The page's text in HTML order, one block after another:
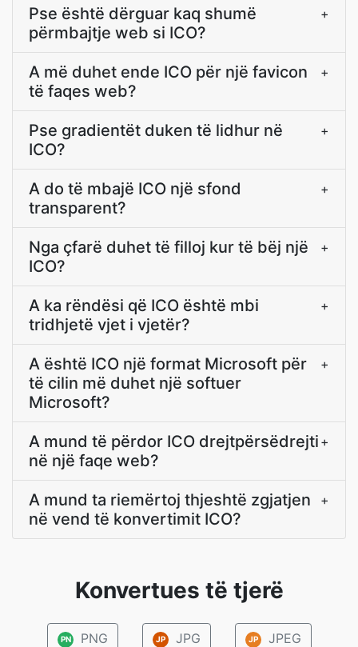
Pse është dërguar kaq shumë
përmbajtje web si ICO?
+
A më duhet ende ICO për një favicon
të faqes web?
+
Pse gradientët duken të lidhur në
ICO?
+
A do të mbajë ICO një sfond
transparent?
+
Nga çfarë duhet të filloj kur të bëj një
ICO?
+
A ka rëndësi që ICO është mbi
tridhjetë vjet i vjetër?
+
A është ICO një format Microsoft për
të cilin më duhet një softuer
Microsoft?
+
A mund të përdor ICO drejtpërsëdrejti
në një faqe web?
+
A mund ta riemërtoj thjeshtë zgjatjen
në vend të konvertimit ICO?
+
Konvertues të tjerë
PN PNG JP JPG JP JPEG